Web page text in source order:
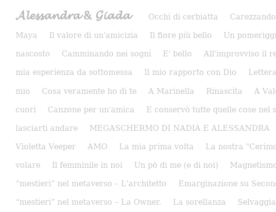
𝓐𝓵𝓮𝓼𝓼𝓪𝓷𝓭𝓻𝓪 & 𝓖𝓲𝓪𝓭𝓪 Occhi di cerbiatta
Maya
Il valore di un'amicizia Il fiore più bello Un
nascosto
Camminando nei sogni E' bello All'improvviso il
mia esperienza da sottomessa
Il mio rapporto con Dio
mio Cosa veramente ho di te A Marinella Rinascita A
cuori
Canzone per un'amica E conservò tutte quelle cose nel
lasciarti andare
MEGASCHERMO DI NADIA E ALESSANDRA
Violetta Veeper
AMO La mia prima volta La nostra
volare
Il femminile in noi Un pò di me (e di noi)
“mestieri” nel metaverso – L'architetto
Emarginazione su
“mestieri” nel metaverso – La Owner.
La sorellanza